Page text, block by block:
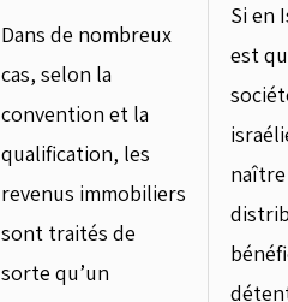
Dans de nombreux
cas, selon la
convention et la
qualification, les
revenus immobiliers
sont traités de
sorte qu’un
Si en
est